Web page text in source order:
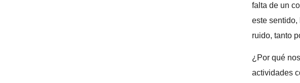
falta de un
este sentido,
ruido, tanto
¿Por qué
actividades